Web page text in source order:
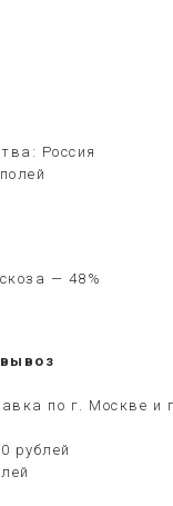
Россия
— 48%
по г. Москве и
рублей